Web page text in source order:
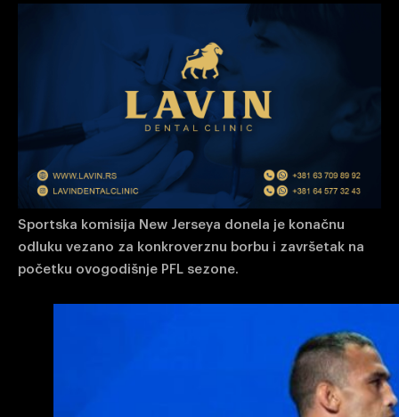
Sportska komisija New Jerseya donela je konačnu
odluku vezano za konkroverznu borbu i završetak na
početku ovogodišnje PFL sezone.